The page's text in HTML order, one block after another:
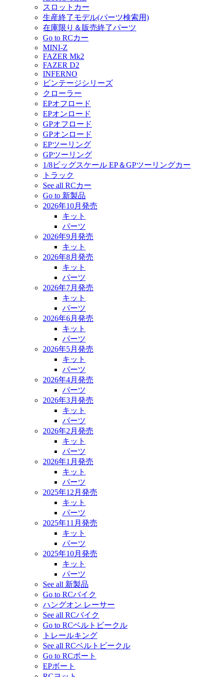
スロットカー
生産終了モデル(パーツ検索用)
在庫限り＆販売終了パーツ
Go to RCカー
MINI-Z
FAZER Mk2
FAZER D2
INFERNO
ビンテージシリーズ
クローラー
EPオフロード
EPオンロード
GPオフロード
GPオンロード
EPツーリング
GPツーリング
1/8ビッグスケール EP＆GPツーリングカー
トラック
See all RCカー
Go to 新製品
2026年10月発売
キット
パーツ
2026年9月発売
キット
2026年8月発売
キット
パーツ
2026年7月発売
キット
パーツ
2026年6月発売
キット
パーツ
2026年5月発売
キット
パーツ
2026年4月発売
パーツ
2026年3月発売
キット
パーツ
2026年2月発売
キット
パーツ
2026年1月発売
キット
パーツ
2025年12月発売
キット
パーツ
2025年11月発売
キット
パーツ
2025年10月発売
キット
パーツ
See all 新製品
Go to RCバイク
ハングオン レーサー
See all RCバイク
Go to RCベルトビークル
トレールキング
See all RCベルトビークル
Go to RCボート
EPボート